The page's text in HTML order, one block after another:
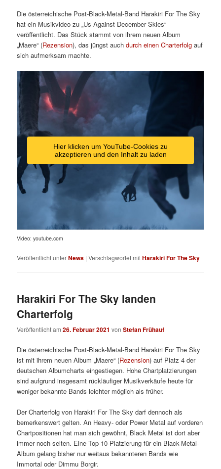
Die österreichische Post-Black-Metal-Band Harakiri For The Sky
hat ein Musikvideo zu „Us Against December Skies“
veröffentlicht. Das Stück stammt von ihrem neuen Album
„Maere“ (Rezension), das jüngst auchdurch einen Charterfolg auf
sich aufmerksam machte.
Hier klicken um YouTube-Cookies zu
akzeptieren und den Inhalt zu laden
Video: youtube.com
Veröffentlicht unterNews |Verschlagwortet mitHarakiri For The Sky
Harakiri For The Sky landen
Charterfolg
Veröffentlicht am26. Februar 2021 vonStefan Frühauf
Die österreichische Post-Black-Metal-Band Harakiri For The Sky
ist mit ihrem neuen Album „Maere“ (Rezension) auf Platz 4 der
deutschen Albumcharts eingestiegen. Hohe Chartplatzierungen
sind aufgrund insgesamt rückläufiger Musikverkäufe heute für
weniger bekannte Bands leichter möglich als früher.
Der Charterfolg von Harakiri For The Sky darf dennoch als
bemerkenswert gelten. An Heavy- oder Power Metal auf vorderen
Chartpositionen hat man sich gewöhnt, Black Metal ist dort aber
immer noch selten. Eine Top-10-Platzierung für ein Black-Metal-
Album gelang bisher nur weitaus bekannteren Bands wie
Immortal oder Dimmu Borgir.